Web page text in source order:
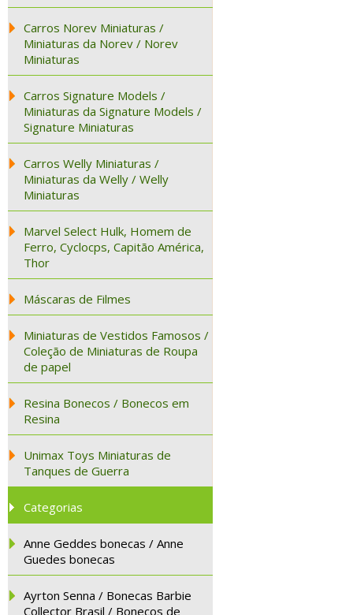
Carros Norev Miniaturas /
Miniaturas da Norev / Norev
Miniaturas
Carros Signature Models /
Miniaturas da Signature Models /
Signature Miniaturas
Carros Welly Miniaturas /
Miniaturas da Welly / Welly
Miniaturas
Marvel Select Hulk, Homem de
Ferro, Cyclocps, Capitão América,
Thor
Máscaras de Filmes
Miniaturas de Vestidos Famosos /
Coleção de Miniaturas de Roupa
de papel
Resina Bonecos / Bonecos em
Resina
Unimax Toys Miniaturas de
Tanques de Guerra
Categorias
Anne Geddes bonecas / Anne
Guedes bonecas
Ayrton Senna / Bonecas Barbie
Collector Brasil / Bonecos de